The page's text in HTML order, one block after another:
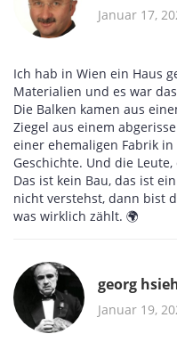
Januar 17,
Ich hab in Wien ein Haus
Materialien und es war
Die Balken kamen aus
Ziegel aus einem
einer ehemaligen Fabrik in
Geschichte. Und die
Das ist kein Bau, das ist
nicht verstehst, dann bist
was wirklich zählt. 🌍
georg
Januar 19,